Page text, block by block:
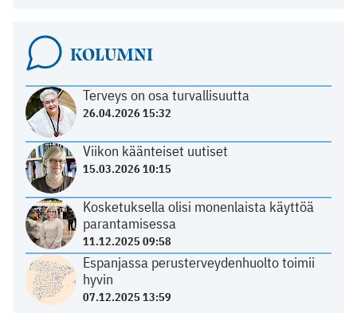
KOLUMNI
Terveys on osa turvallisuutta
26.04.2026 15:32
Viikon käänteiset uutiset
15.03.2026 10:15
Kosketuksella olisi monenlaista käyttöä
parantamisessa
11.12.2025 09:58
Espanjassa perusterveydenhuolto toimii
hyvin
07.12.2025 13:59